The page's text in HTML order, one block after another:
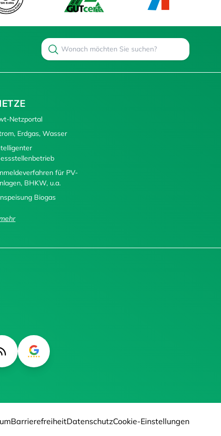
Search
Netzportal
Erdgas, Wasser
für PV-
BHKW, u.a.
Biogas
BarrierefreiheitDatenschutzCookie-Einstellungen